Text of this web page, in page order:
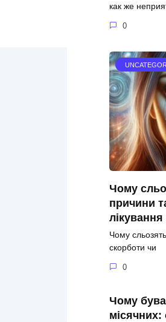
как же
0
Чому
причини
лікування
Чому
скорботи чи
0
Чому
місячних: